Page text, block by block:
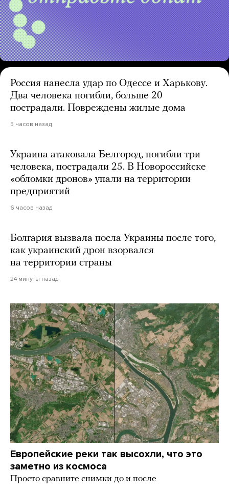
Россия нанесла удар по Одессе и Харькову.
Два человека погибли, больше 20
пострадали. Повреждены жилые дома
5 часов назад
Украина атаковала Белгород, погибли три
человека, пострадали 25. В Новороссийске
«обломки дронов» упали на территории
предприятий
6 часов назад
Болгария вызвала посла Украины после того,
как украинский дрон взорвался
на территории страны
24 минуты назад
Европейские реки так высохли, что это
заметно из космоса
Просто сравните снимки до и после